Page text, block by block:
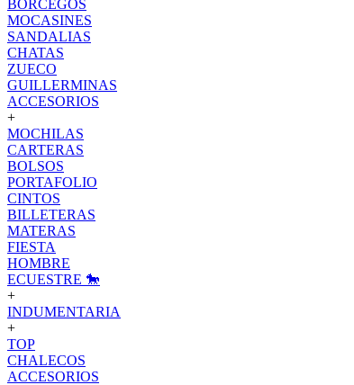
BORCEGOS
MOCASINES
SANDALIAS
CHATAS
ZUECO
GUILLERMINAS
ACCESORIOS
+
MOCHILAS
CARTERAS
BOLSOS
PORTAFOLIO
CINTOS
BILLETERAS
MATERAS
FIESTA
HOMBRE
ECUESTRE 🐎
+
INDUMENTARIA
+
TOP
CHALECOS
ACCESORIOS